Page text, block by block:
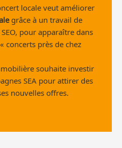
locale veut améliorer
grâce à un travail de
pour apparaître dans
concerts près de chez
souhaite investir
SEA pour attirer des
nouvelles offres.